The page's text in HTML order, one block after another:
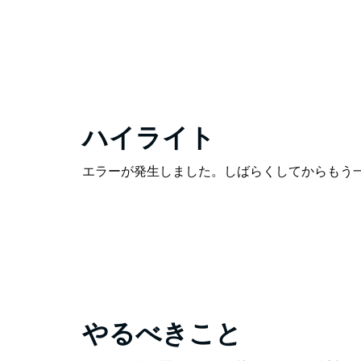
ハイライト
エラーが発生しました。しばらくしてからもう
やるべきこと